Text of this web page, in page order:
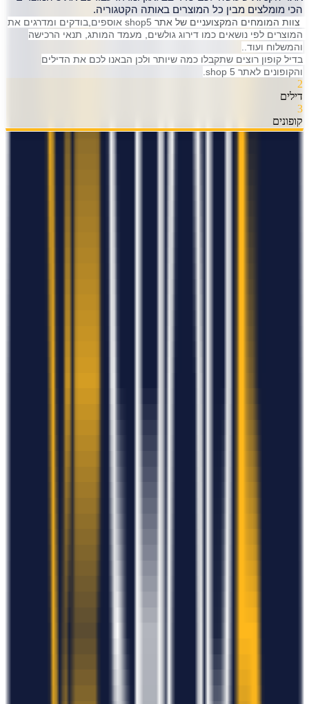
הכי מומלצים מבין כל המוצרים באותה הקטגוריה.
והמשלוח ועוד..
והקופונים לאתר shop 5.
2
דילים
3
קופונים